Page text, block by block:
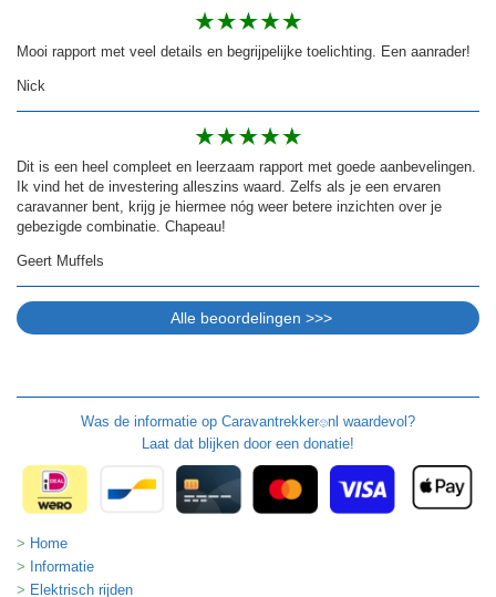
Mooi rapport met veel details en begrijpelijke toelichting. Een aanrader!
Nick
Dit is een heel compleet en leerzaam rapport met goede aanbevelingen.
Ik vind het de investering alleszins waard. Zelfs als je een ervaren
caravanner bent, krijg je hiermee nóg weer betere inzichten over je
gebezigde combinatie. Chapeau!
Geert Muffels
Was de informatie op Caravantrekker🙂nl waardevol?
Laat dat blijken door een donatie!
Home
Informatie
Elektrisch rijden